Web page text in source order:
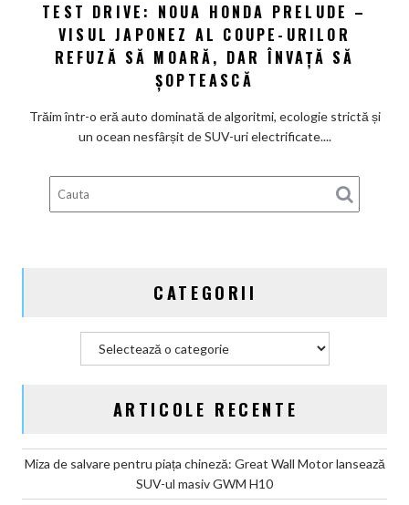
Test
Drive:
Noua
coupe-
urilor
să
TEST DRIVE: NOUA HONDA PRELUDE –
VISUL JAPONEZ AL COUPE-URILOR
REFUZĂ SĂ MOARĂ, DAR ÎNVAȚĂ SĂ
ȘOPTEASCĂ
Trăim într-o eră auto dominată de algoritmi, ecologie strictă și
un ocean nesfârșit de SUV-uri electrificate....
CATEGORII
ARTICOLE RECENTE
Miza de salvare pentru piața chineză: Great Wall Motor lansează
SUV-ul masiv GWM H10